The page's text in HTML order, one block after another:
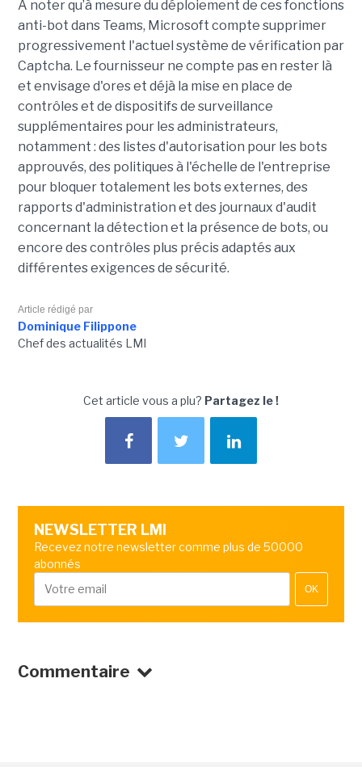
A noter qu’à mesure du déploiement de ces fonctions
anti-bot dans Teams, Microsoft compte supprimer
progressivement l'actuel système de vérification par
Captcha. Le fournisseur ne compte pas en rester là
et envisage d'ores et déjà la mise en place de
contrôles et de dispositifs de surveillance
supplémentaires pour les administrateurs,
notamment : des listes d'autorisation pour les bots
approuvés, des politiques à l'échelle de l'entreprise
pour bloquer totalement les bots externes, des
rapports d'administration et des journaux d'audit
concernant la détection et la présence de bots, ou
encore des contrôles plus précis adaptés aux
différentes exigences de sécurité.
Article rédigé par
Dominique Filippone
Chef des actualités LMI
Cet article vous a plu? Partagez le !
NEWSLETTER LMI
Recevez notre newsletter comme plus de 50000
abonnés
OK
Commentaire